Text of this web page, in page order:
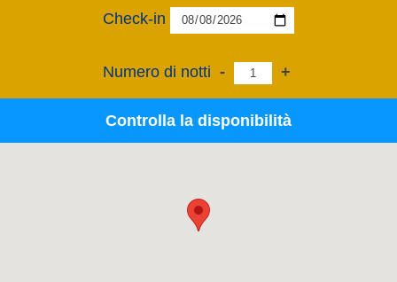
Check-in
Numero di notti - +
Controlla la disponibilità